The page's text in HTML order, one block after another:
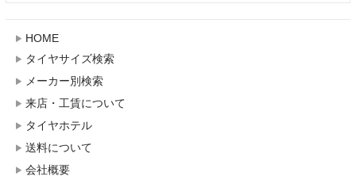
HOME
タイヤサイズ検索
メーカー別検索
来店・工賃について
タイヤホテル
送料について
会社概要